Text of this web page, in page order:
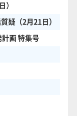
）
疑（2月21日）
計画 特集号